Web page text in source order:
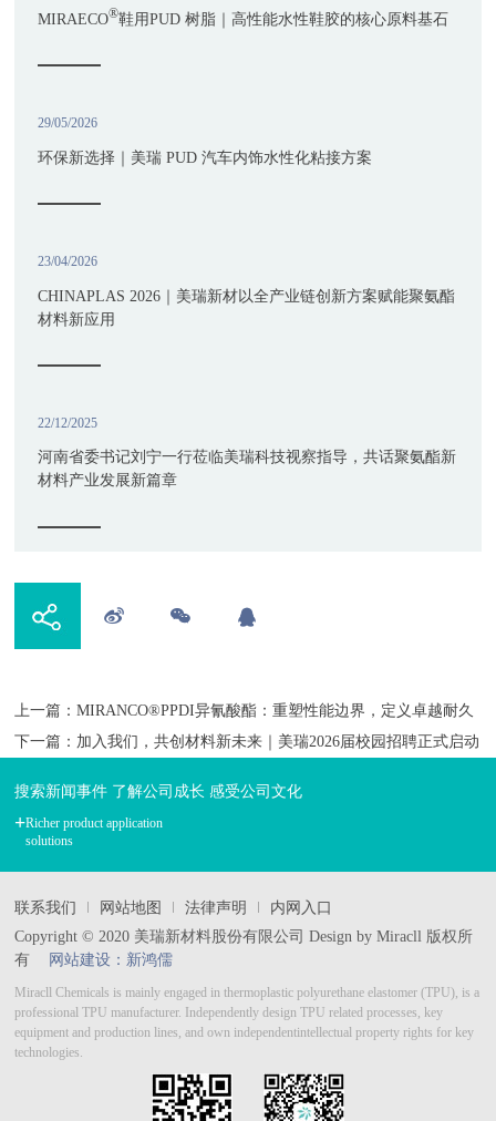
MIRAECO®鞋用PUD 树脂｜高性能水性鞋胶的核心原料基石
29/05/2026
环保新选择｜美瑞 PUD 汽车内饰水性化粘接方案
23/04/2026
CHINAPLAS 2026｜美瑞新材以全产业链创新方案赋能聚氨酯
材料新应用
22/12/2025
河南省委书记刘宁一行莅临美瑞科技视察指导，共话聚氨酯新
材料产业发展新篇章
上一篇：MIRANCO®PPDI异氰酸酯：重塑性能边界，定义卓越耐久
下一篇：加入我们，共创材料新未来｜美瑞2026届校园招聘正式启动
搜索新闻事件 了解公司成长 感受公司文化
+Richer product application
solutions
联系我们 网站地图 法律声明
内网入口
Copyright © 2020 美瑞新材料股份有限公司 Design by Miracll 版权所
有
网站建设：新鸿儒
Miracll Chemicals is mainly engaged in thermoplastic polyurethane elastomer (TPU), is a
professional TPU manufacturer.
Independently design TPU related processes, key
equipment and production lines, and own independentintellectual property rights for key
technologies.